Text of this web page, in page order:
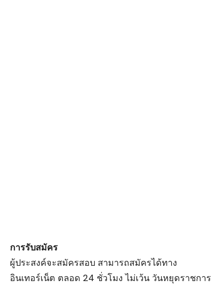
การรับสมัคร
ผู้ประสงค์จะสมัครสอบ สามารถสมัครได้ทาง
อินเทอร์เน็ต ตลอด 24 ชั่วโมง ไม่เว้น วันหยุดราชการ